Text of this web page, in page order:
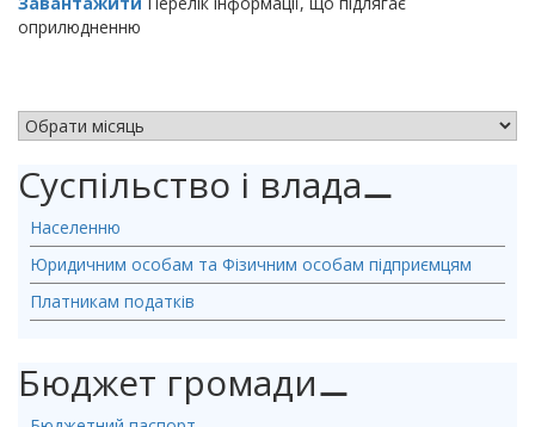
оприлюдненню
Суспільство і влада⚊
Населенню
Юридичним особам та Фізичним особам підприємцям
Платникам податків
Бюджет громади⚊